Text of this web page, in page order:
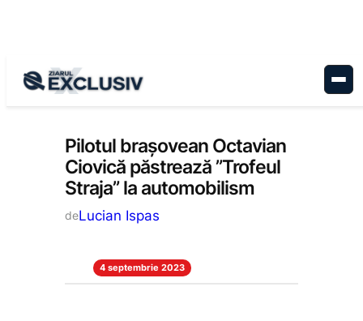
Stiri la zi
Pilotul brașovean Octavian
Ciovică păstrează ”Trofeul
Straja” la automobilism
deLucian Ispas
4 septembrie 2023